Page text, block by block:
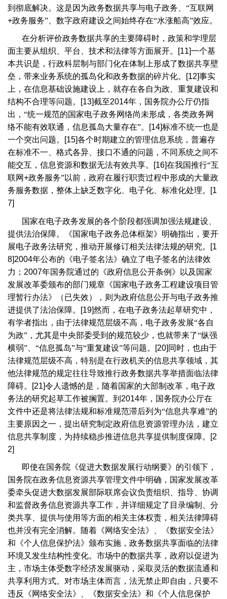
到彻底解决。这是因为政务数据共享与电子政务、“互联网
+政务服务”、数字政府建设之间始终存在“水涨船高”效应。
在分析评价政务数据共享的主要障碍时，政策和学理层
面主要从组织、平台、技术和法律等方面展开。
[11]一个基
本共识是，行政科层制与部门化在体制上形成了数据共享壁
垒，带来业务系统的孤岛化和政务数据的碎片化。
[12]事实
上，在信息基础设施建设上，就存在各自为政、重复建设和
结构不合理等问题。
[13]截至2014年，国务院办公厅仍指
出，“统一规范的国家电子政务网络尚未形成，各类政务网
络不能有效联通，信息孤岛大量存在”。
[14]标准不统一也是
一个突出问题。
[15]各个时期建立的管理信息系统，普遍存
在标准不一、格式各异、接口不通的问题，不同系统之间不
能交互，信息资源和数据无法有效共享。
[16]在我国推行“互
联网+政务服务”以前，政府在履行职责过程中形成的大量政
务服务数据，整体上缺乏数字化、电子化、标准化处理。
[1
7]
国家在电子政务发展的各个阶段都强调加强法规建设、
提供法治保障。《国家电子政务总体框架》明确指出，要开
展电子政务法研究，推动开展修订相关法律法规的研究。
[1
8]2004年公布的《电子签名法》确立了电子签名的法律效
力； 2007年国务院通过的《政府信息公开条例》以及国家
发展改革委颁布的部门规章《国家电子政务工程建设项目管
理暂行办法》（已失效），则为政府信息公开与电子政务推
进提供了法治保障。
[19]然而，在电子政务法起草研究中，
有学者指出，由于法律规范层级不高，电子政务发展“各自
为政”，尤其是中央部委受到的规范较少，也就带来了“纵强
横弱”、“信息孤岛”与“重复建设”等问题。
[20] 同时，也由于
法律规范层级不高，特别是在行政机关的信息共享领域，其
他法律规范的规定往往导致推行政务数据共享举措面临法律
障碍。
[21]令人遗憾的是，随着国家的大部制改革，电子政
务法的研究起草工作被搁置。到 2014年，国务院办公厅在
文件中还是将法律法规和标准规范滞后列为“信息共享难”的
主要原因之一，提出研究制定政府信息资源管理办法，建立
信息共享制度，为持续稳步推进信息共享提供制度保障。
[2
2]
即使在国务院《促进大数据发展行动纲要》的引领下，
国务院在政务信息资源共享管理文件中明确，国家发展改革
委牵头促进大数据发展部际联席会议负责组织、指导、协调
和监督政务信息资源共享工作，并详细规定了目录编制、分
类共享、提供与使用等方面的相关主体权责，相关法律障碍
也并没有完全消解。随着《网络安全法》、《数据安全法》
和《个人信息保护法》颁布实施，政务数据共享面临的法律
环境又发生结构性变化。市场中的数据共享，政府以促进为
主，市场主体受数字经济发展驱动，采取灵活的数据流通和
共享利用方式。对市场主体而言，法无禁止即自由，只要不
违反《网络安全法》、《数据安全法》和《个人信息保护